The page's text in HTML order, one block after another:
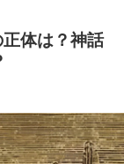
体は？神話